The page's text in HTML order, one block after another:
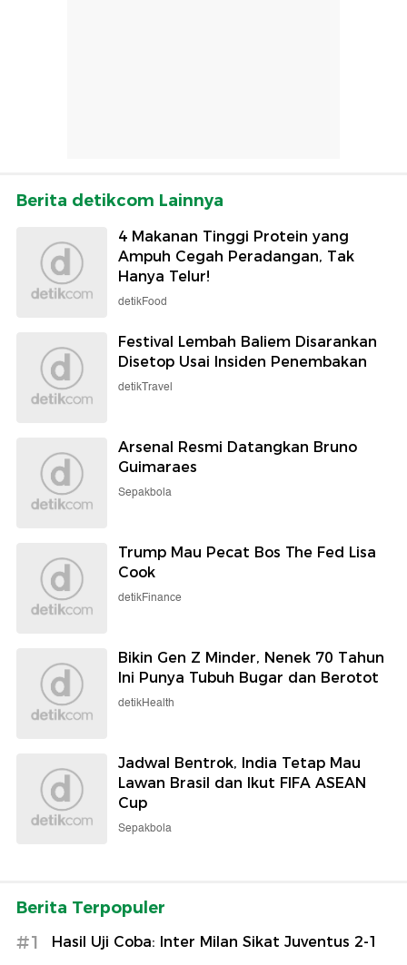
Berita detikcom Lainnya
4 Makanan Tinggi Protein yang
Ampuh Cegah Peradangan, Tak
Hanya Telur!
detikFood
Festival Lembah Baliem Disarankan
Disetop Usai Insiden Penembakan
detikTravel
Arsenal Resmi Datangkan Bruno
Guimaraes
Sepakbola
Trump Mau Pecat Bos The Fed Lisa
Cook
detikFinance
Bikin Gen Z Minder, Nenek 70 Tahun
Ini Punya Tubuh Bugar dan Berotot
detikHealth
Jadwal Bentrok, India Tetap Mau
Lawan Brasil dan Ikut FIFA ASEAN
Cup
Sepakbola
Berita Terpopuler
#1 Hasil Uji Coba: Inter Milan Sikat Juventus 2-1